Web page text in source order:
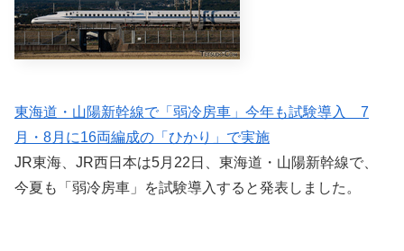
東海道・山陽新幹線で「弱冷房車」今年も試験導入 7
月・8月に16両編成の「ひかり」で実施
JR東海、JR西日本は5月22日、東海道・山陽新幹線で、
今夏も「弱冷房車」を試験導入すると発表しました。